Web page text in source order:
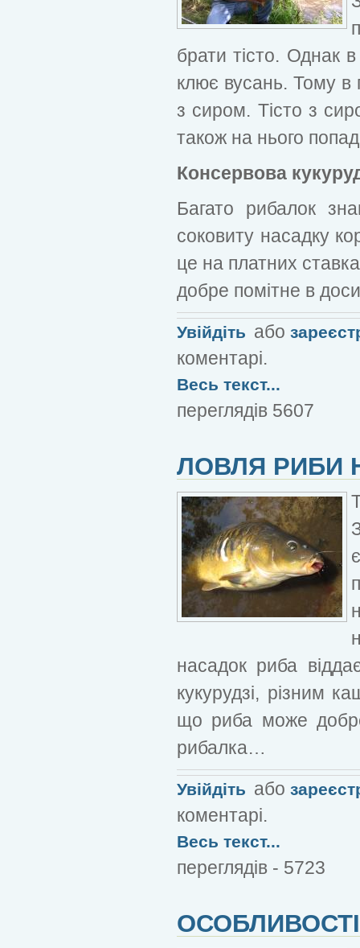
брати тісто. Однак
клює вусань. Тому в
з сиром. Тісто з
також на нього
Консервова
Багато рибалок
соковиту насадку
це на платних
добре помітне в
Увійдіть або
коментарі.
Весь текст...
переглядів 5607
ЛОВЛЯ РИБИ
насадок риба
кукурудзі, різним
що риба може
рибалка…
Увійдіть або
коментарі.
Весь текст...
переглядів - 5723